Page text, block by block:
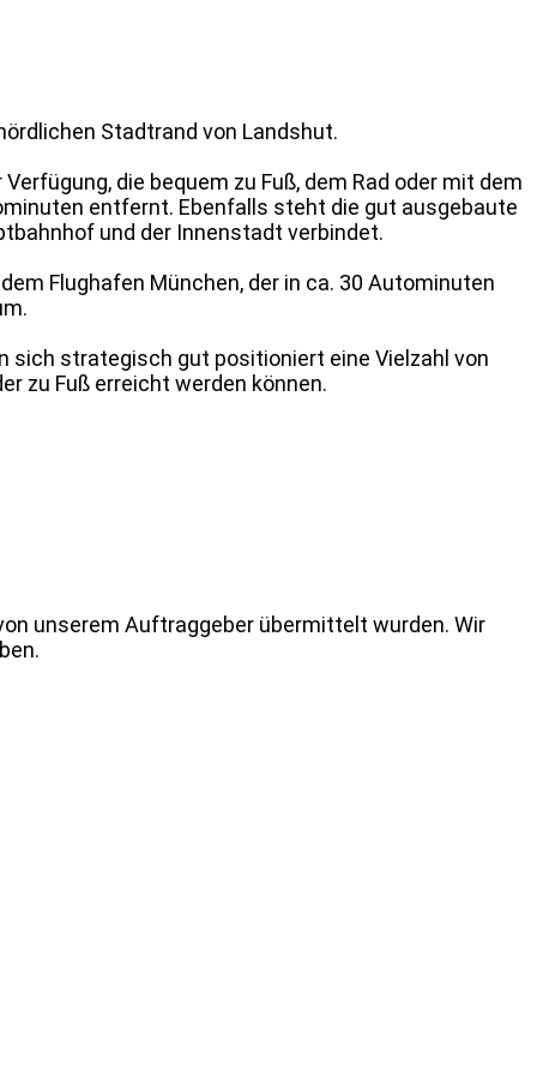
Stadtrand von Landshut.
die bequem zu Fuß, dem Rad oder mit dem
entfernt. Ebenfalls steht die gut ausgebaute
und der Innenstadt verbindet.
Flughafen München, der in ca. 30 Autominuten
sich strategisch gut positioniert eine Vielzahl von
zu Fuß erreicht werden können.
unserem Auftraggeber übermittelt wurden. Wir